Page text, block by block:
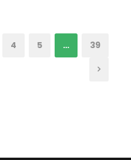
4 5 … 39